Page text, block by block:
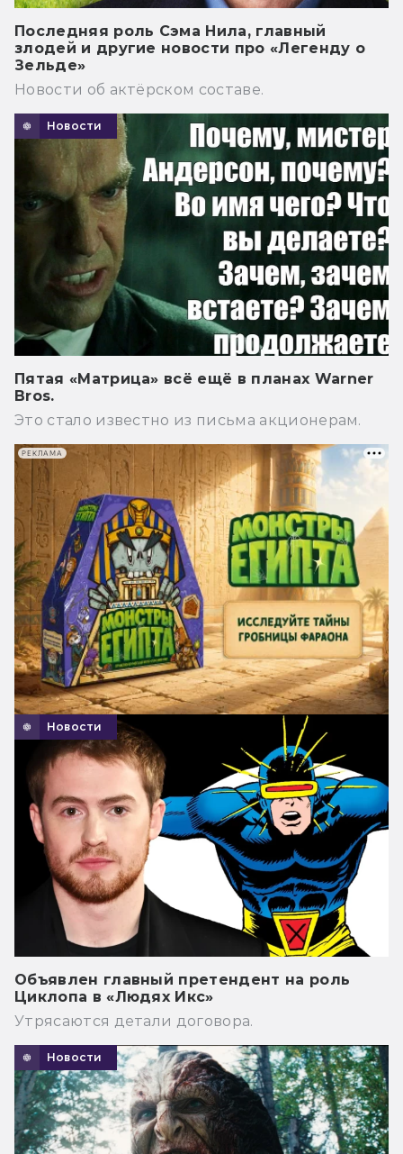
Последняя роль Сэма Нила, главный
злодей и другие новости про «Легенду о
Зельде»
Новости об актёрском составе.
Новости
Пятая «Матрица» всё ещё в планах Warner
Bros.
Это стало известно из письма акционерам.
Новости
Объявлен главный претендент на роль
Циклопа в «Людях Икс»
Утрясаются детали договора.
Новости
РЕКЛАМА